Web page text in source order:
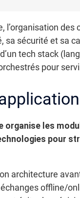
l’organisation
sécurité et sa
tech stack
pour
organise les
pour
architecture
offline/